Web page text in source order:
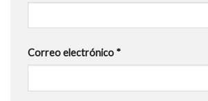
Correo electrónico *